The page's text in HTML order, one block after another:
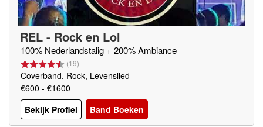
REL - Rock en Lol
100% Nederlandstalig + 200% Ambiance
(19)
Coverband, Rock, Levenslied
€600 - €1600
Bekijk Profiel
Band Boeken